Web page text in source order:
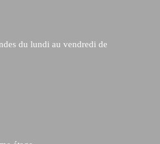
du lundi au vendredi de